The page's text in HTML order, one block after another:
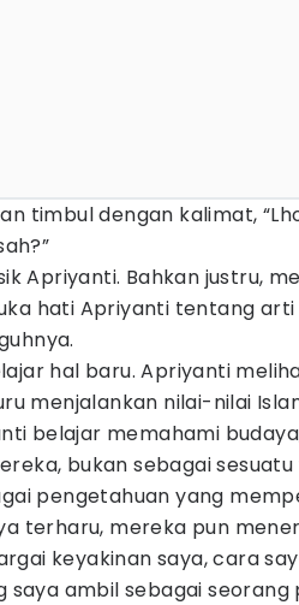
timbul dengan kalimat,
Apriyanti. Bahkan justru,
hati Apriyanti tentang
hal baru. Apriyanti
menjalankan nilai-nilai
belajar memahami
bukan sebagai sesuatu
pengetahuan yang
terharu, mereka pun
keyakinan saya, cara
ambil sebagai seorang